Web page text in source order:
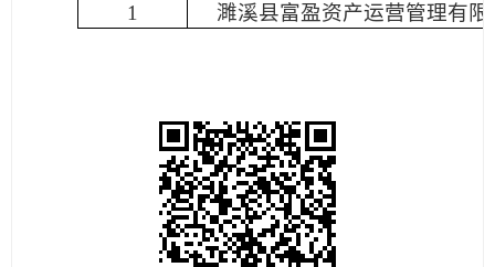
1
濉溪县富盈资产运营管理有限